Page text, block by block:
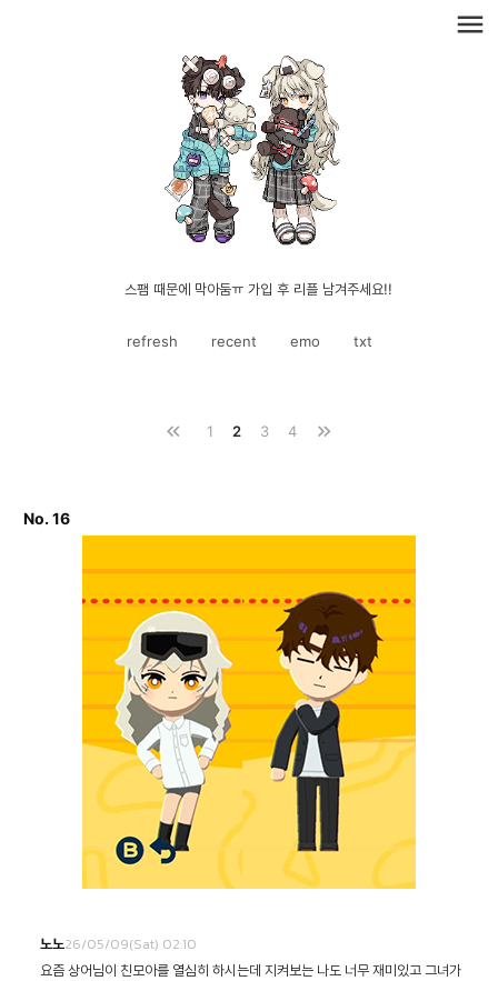
menu
스팸 때문에 막아둠ㅠ 가입 후 리플 남겨주세요!!
refresh recent emo txt
keyboard_double_arrow_left 1 2 3 4 keyboard_double_arrow_right
No. 16
노노26/05/09(Sat) 02:10
요즘 상어님이 친모아를 열심히 하시는데 지켜보는 나도 너무 재미있고 그녀가